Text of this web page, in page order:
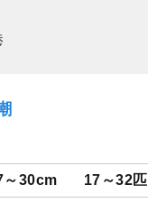
～30cm 17～32匹